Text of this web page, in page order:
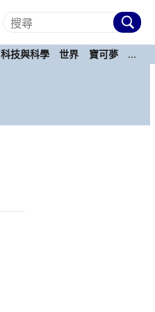
科技與科學 世界 寶可夢 ...